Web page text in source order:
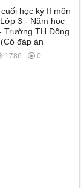
học kỳ II môn
3 - Năm học
Trường TH Đồng
đáp án
1786 0